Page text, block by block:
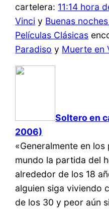
cartelera: 11:14 hora
Vinci y Buenas
Películas Clásicas
Paradiso y Muerte en
Soltero en
2006)
«Generalmente en
mundo la partida del
alrededor de los 18
alguien siga viviendo
de los 30 y peor aún